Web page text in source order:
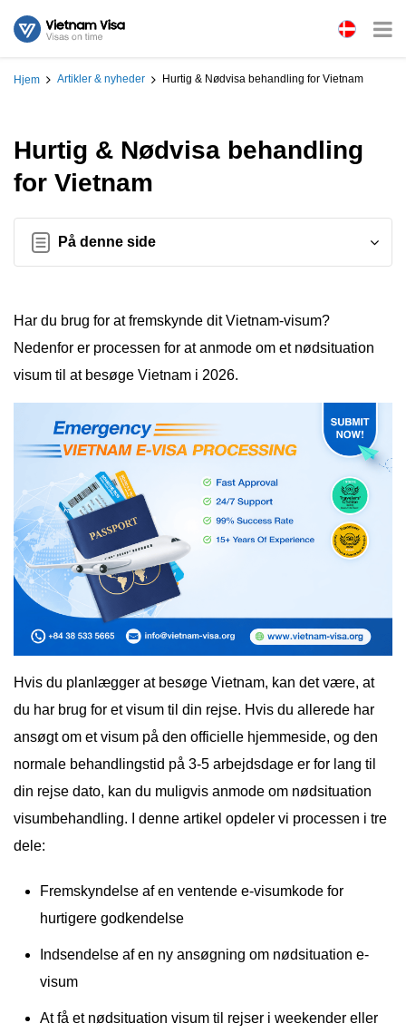
Hjem Artikler & nyheder Hurtig & Nødvisa behandling for Vietnam
Hurtig & Nødvisa behandling
for Vietnam
På denne side
Har du brug for at fremskynde dit Vietnam-visum?
Nedenfor er processen for at anmode om et nødsituation
visum til at besøge Vietnam i 2026.
Hvis du planlægger at besøge Vietnam, kan det være, at
du har brug for et visum til din rejse. Hvis du allerede har
ansøgt om et visum på den officielle hjemmeside, og den
normale behandlingstid på 3-5 arbejdsdage er for lang til
din rejse dato, kan du muligvis anmode om nødsituation
visumbehandling. I denne artikel opdeler vi processen i tre
dele:
Fremskyndelse af en ventende e-visumkode for
hurtigere godkendelse
Indsendelse af en ny ansøgning om nødsituation e-
visum
At få et nødsituation visum til rejser i weekender eller